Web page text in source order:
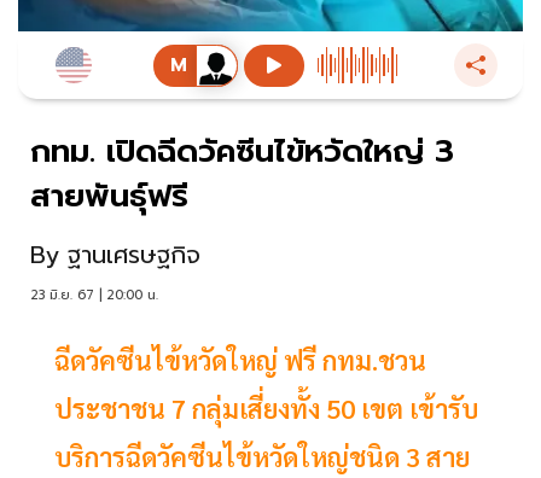
กทม. เปิดฉีดวัคซีนไข้หวัดใหญ่ 3
สายพันธุ์ฟรี
By ฐานเศรษฐกิจ
23 มิ.ย. 67 | 20:00 น.
ฉีดวัคซีนไข้หวัดใหญ่ ฟรี กทม.ชวน
ประชาชน 7 กลุ่มเสี่ยงทั้ง 50 เขต เข้ารับ
บริการฉีดวัคซีนไข้หวัดใหญ่ชนิด 3 สาย